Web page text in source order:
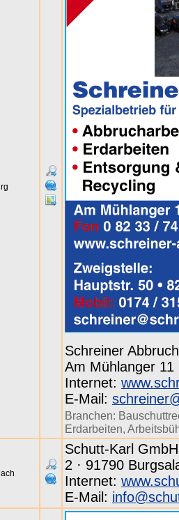
Schreiner
Am Mühlanger 11
Internet:
E-Mail:
Branchen:
Erdarbeiten,
Schutt-Karl
2 · 91790
Internet:
E-Mail: